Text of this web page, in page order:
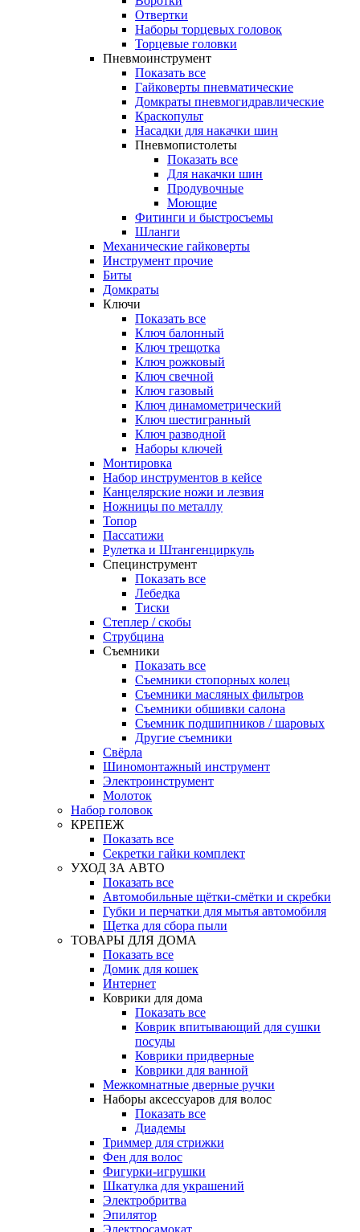
Отвертки
Наборы торцевых головок
Торцевые головки
Пневмоинструмент
Показать все
Гайковерты пневматические
Домкраты пневмогидравлические
Краскопульт
Насадки для накачки шин
Пневмопистолеты
Показать все
Для накачки шин
Продувочные
Моющие
Фитинги и быстросъемы
Шланги
Механические гайковерты
Инструмент прочиe
Биты
Домкраты
Ключи
Показать все
Ключ балонный
Ключ трещотка
Ключ рожковый
Ключ свечной
Ключ газовый
Ключ динамометрический
Ключ шестигранный
Ключ разводной
Наборы ключей
Монтировка
Набор инструментов в кейсе
Канцелярские ножи и лезвия
Ножницы по металлу
Топор
Пассатижи
Рулетка и Штангенциркуль
Специнструмент
Показать все
Лебедка
Тиски
Степлер / скобы
Струбцина
Съемники
Показать все
Съемники стопорных колец
Съемники масляных фильтров
Съемники обшивки салона
Съемник подшипников / шаровых
Другие съемники
Свёрла
Шиномонтажный инструмент
Электроинструмент
Молоток
Набор головок
КРЕПЕЖ
Показать все
Секретки гайки комплект
УХОД ЗА АВТО
Показать все
Автомобильные щётки-смётки и скребки
Губки и перчатки для мытья автомобиля
Щетка для сбора пыли
ТОВАРЫ ДЛЯ ДОМА
Показать все
Домик для кошек
Интернет
Коврики для дома
Показать все
Коврик впитывающий для сушки
посуды
Коврики придверные
Коврики для ванной
Межкомнатные дверные ручки
Наборы аксессуаров для волос
Показать все
Диадемы
Триммер для стрижки
Фен для волос
Фигурки-игрушки
Шкатулка для украшений
Электробритва
Эпилятор